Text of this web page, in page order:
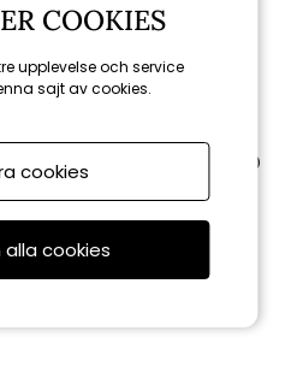
Nox Bistro bordsstativ 70x70
H73 cm - antracit
1 390 kr
COOKIES
upplevelse och service
sajt av cookies.
cookies
alla cookies